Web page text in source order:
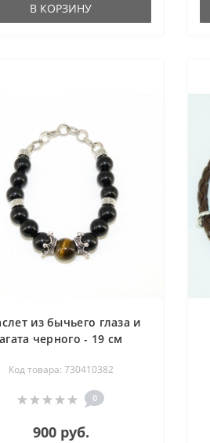
В КОРЗИНУ
из бычьего глаза и
агата черного - 19 см
Код товара: 730410382
0
900 руб.